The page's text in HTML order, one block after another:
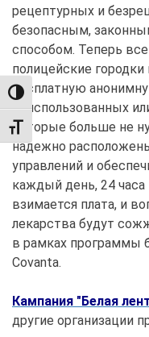
TOGGLE HIGH
TOGGLE FONT SIZE
рецептурных и
безопасным,
способом. Теперь
полицейские
бесплатную
неиспользованных
которые больше не
надежно
управлений и
каждый день, 24 часа
взимается плата, и
лекарства будут
в рамках программы
Covanta.
Кампания "Белая
другие организации